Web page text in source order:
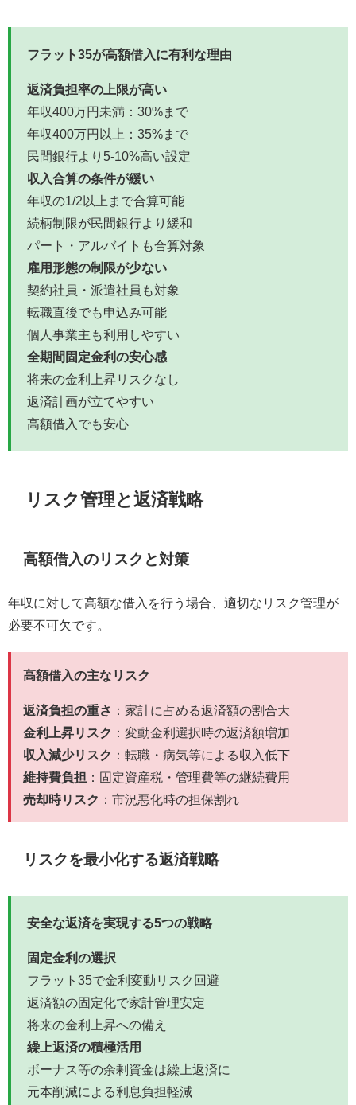
フラット35が高額借入に有利な理由
返済負担率の上限が高い
年収400万円未満：30%まで
年収400万円以上：35%まで
民間銀行より5-10%高い設定
収入合算の条件が緩い
年収の1/2以上まで合算可能
続柄制限が民間銀行より緩和
パート・アルバイトも合算対象
雇用形態の制限が少ない
契約社員・派遣社員も対象
転職直後でも申込み可能
個人事業主も利用しやすい
全期間固定金利の安心感
将来の金利上昇リスクなし
返済計画が立てやすい
高額借入でも安心
リスク管理と返済戦略
高額借入のリスクと対策
年収に対して高額な借入を行う場合、適切なリスク管理が
必要不可欠です。
高額借入の主なリスク
返済負担の重さ ：家計に占める返済額の割合大
金利上昇リスク ：変動金利選択時の返済額増加
収入減少リスク ：転職・病気等による収入低下
維持費負担
：固定資産税・管理費等の継続費用
売却時リスク ：市況悪化時の担保割れ
リスクを最小化する返済戦略
安全な返済を実現する5つの戦略
固定金利の選択
フラット35で金利変動リスク回避
返済額の固定化で家計管理安定
将来の金利上昇への備え
繰上返済の積極活用
ボーナス等の余剰資金は繰上返済に
元本削減による利息負担軽減